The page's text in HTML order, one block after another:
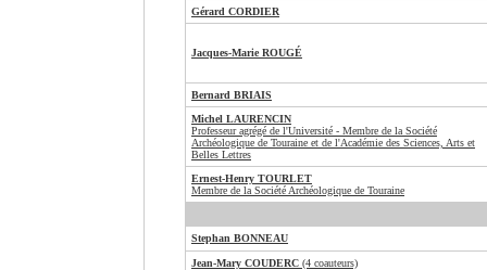
Gérard CORDIER
Jacques-Marie ROUGÉ
Bernard BRIAIS
Michel LAURENCIN
Professeur agrégé de l'Université - Membre de la Société
Archéologique de Touraine et de l'Académie des Sciences, Arts et
Belles Lettres
Ernest-Henry TOURLET
Membre de la Société Archéologique de Touraine
Stephan BONNEAU
Jean-Mary COUDERC (4 coauteurs)